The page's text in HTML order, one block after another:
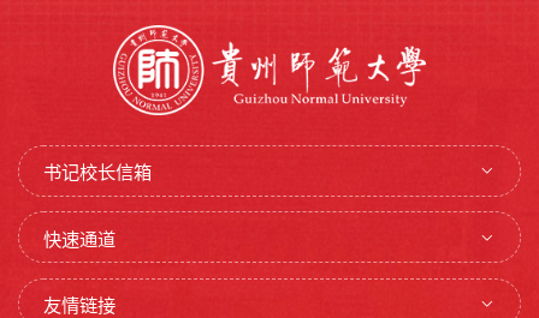
书记校长信箱
快速通道
友情链接